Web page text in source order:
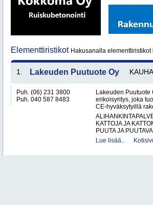
Elementtiristikot Hakusanalla elementtiristikot
1. Lakeuden Puutuote Oy
Puh. (06) 231 3800
Puh. 040 587 8483
Lakeuden
erikoisyritys, joka
CE-hyväksytyillä
KATTOJA JA
PUUTA JA
Lue lisää..